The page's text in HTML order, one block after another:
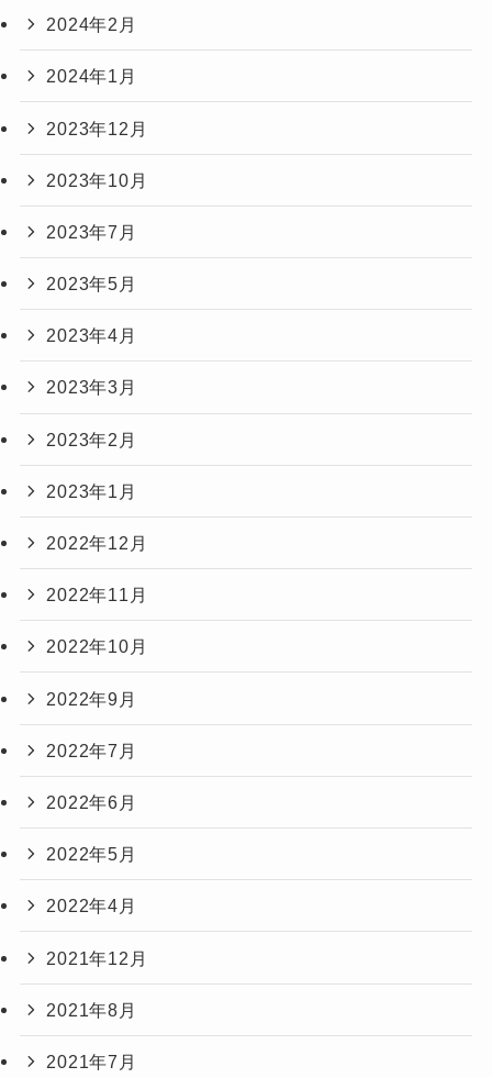
2024年2月
2024年1月
2023年12月
2023年10月
2023年7月
2023年5月
2023年4月
2023年3月
2023年2月
2023年1月
2022年12月
2022年11月
2022年10月
2022年9月
2022年7月
2022年6月
2022年5月
2022年4月
2021年12月
2021年8月
2021年7月